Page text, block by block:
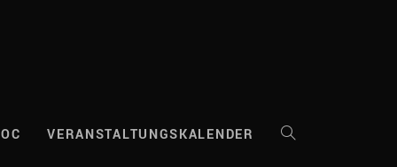
VERANSTALTUNGSKALENDER WEBSITE-